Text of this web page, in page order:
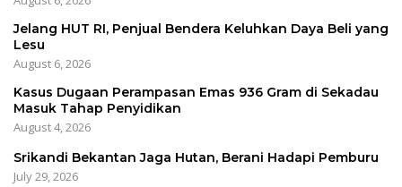
Jelang HUT RI, Penjual Bendera Keluhkan Daya Beli yang
Lesu
August 6, 2026
Kasus Dugaan Perampasan Emas 936 Gram di Sekadau
Masuk Tahap Penyidikan
August 4, 2026
Srikandi Bekantan Jaga Hutan, Berani Hadapi Pemburu
July 29, 2026